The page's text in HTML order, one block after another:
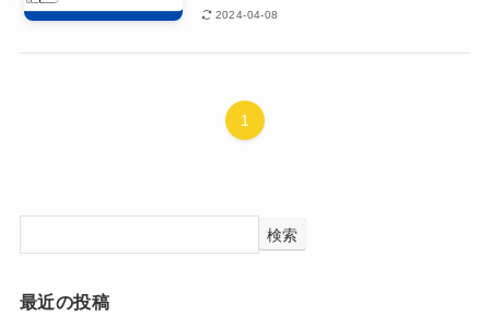
2024-04-08
1
検索
最近の投稿